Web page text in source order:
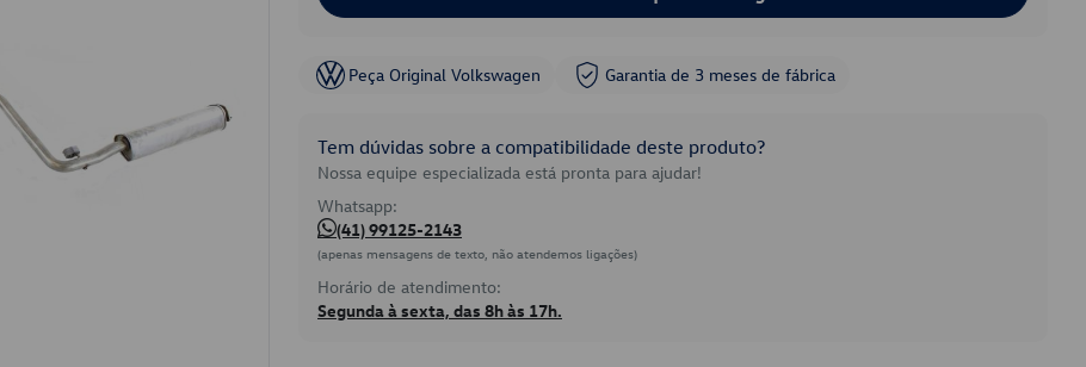
Peça Original Volkswagen Garantia de 3 meses de fábrica
Tem dúvidas sobre a compatibilidade deste produto?
Nossa equipe especializada está pronta para ajudar!
Whatsapp:
(41) 99125-2143
(apenas mensagens de texto, não atendemos ligações)
Horário de atendimento:
Segunda à sexta, das 8h às 17h.